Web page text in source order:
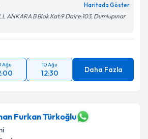
Haritada Göster
ANKARA B Blok Kat:9 Daire:103, Dumlupınar
Ağu 10 Ağu
12:30 Daha Fazla
Furkan Türkoğlu